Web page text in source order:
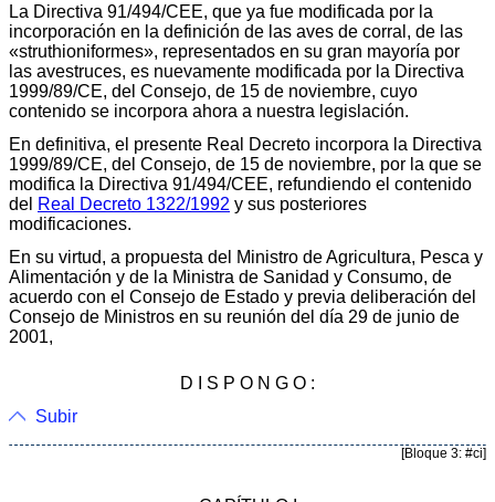
La Directiva 91/494/CEE, que ya fue modificada por la
incorporación en la definición de las aves de corral, de las
«struthioniformes», representados en su gran mayoría por
las avestruces, es nuevamente modificada por la Directiva
1999/89/CE, del Consejo, de 15 de noviembre, cuyo
contenido se incorpora ahora a nuestra legislación.
En definitiva, el presente Real Decreto incorpora la Directiva
1999/89/CE, del Consejo, de 15 de noviembre, por la que se
modifica la Directiva 91/494/CEE, refundiendo el contenido
del Real Decreto 1322/1992 y sus posteriores
modificaciones.
En su virtud, a propuesta del Ministro de Agricultura, Pesca y
Alimentación y de la Ministra de Sanidad y Consumo, de
acuerdo con el Consejo de Estado y previa deliberación del
Consejo de Ministros en su reunión del día 29 de junio de
2001,
D I S P O N G O :
Subir
[Bloque 3: #ci]